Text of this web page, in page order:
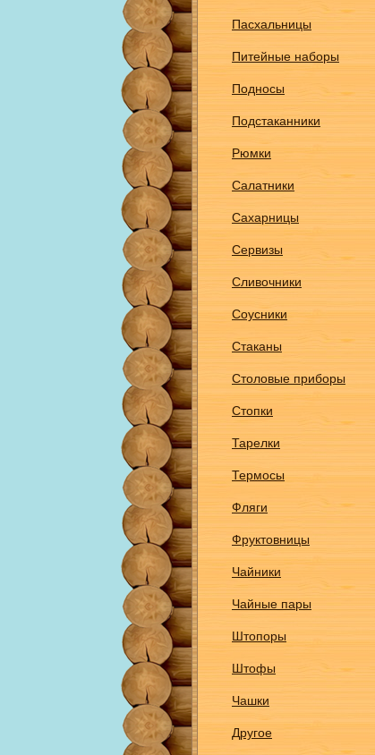
Пасхальницы
Питейные наборы
Подносы
Подстаканники
Рюмки
Салатники
Сахарницы
Сервизы
Сливочники
Соусники
Стаканы
Столовые приборы
Стопки
Тарелки
Термосы
Фляги
Фруктовницы
Чайники
Чайные пары
Штопоры
Штофы
Чашки
Другое